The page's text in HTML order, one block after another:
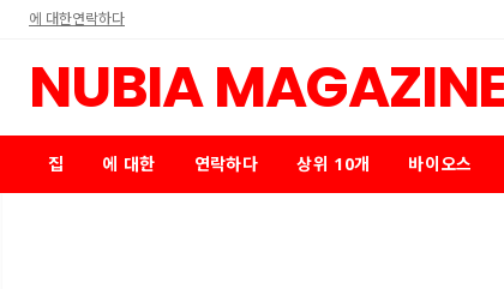
에 대한연락하다
NUBIA
집 에 대한 연락하다 상위 10개 바이오스